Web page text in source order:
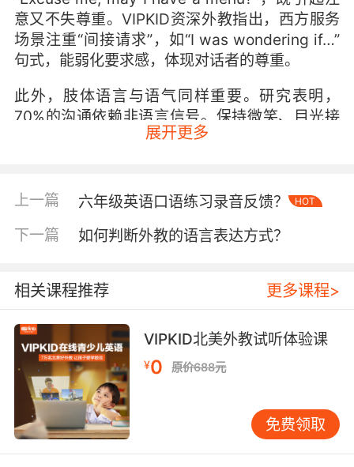
意又不失尊重。VIPKID资深外教指出，西方服务
场景注重“间接请求”，如“I was wondering if…”
句式，能弱化要求感，体现对话者的尊重。
此外，肢体语言与语气同样重要。研究表明，
70%的沟通依赖非语言信号。保持微笑、目光接
触，配合适中的语调，能传递友好态度。曾有一
some water, please?”后，服务员态度明显更积
用失误”理论——语法正确不代表表达得体。
基础句型与灵活替换
核心句式“Can/Could I…?”是点餐万能公式，但需
根据场景升级细节。例如：“Could I see the
vegetarian options, please?”（询问素食选项）
比单纯“Can I order?”更精准。VIPKID课程数据显
示，掌握10种以上替代表达（如“Would it be
possible to…?”“Might I ask…?”）的学员，在实
际对话中应变能力提升40%。
展开更多
上一篇 六年级英语口语练习录音反馈？ HOT
下一篇 如何判断外教的语言表达方式？
相关课程推荐 更多课程>
VIPKID北美外教试听体验课
¥0 原价688元
免费领取